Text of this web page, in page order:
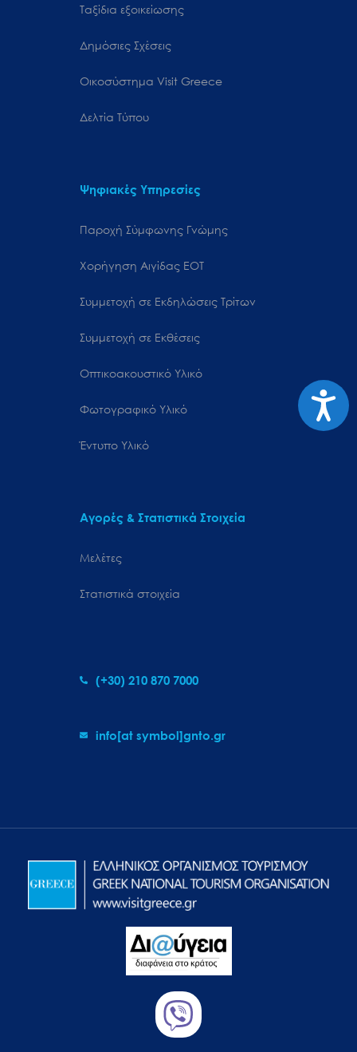
Ταξίδια εξοικείωσης
Δημόσιες Σχέσεις
Oικοσύστημα Visit Greece
Δελτία Τύπου
Ψηφιακές Υπηρεσίες
Παροχή Σύμφωνης Γνώμης
Χορήγηση Αιγίδας ΕΟΤ
Συμμετοχή σε Εκδηλώσεις Τρίτων
Συμμετοχή σε Εκθέσεις
Οπτικοακουστικό Υλικό
Φωτογραφικό Υλικό
Έντυπο Υλικό
Αγορές & Στατιστικά Στοιχεία
Μελέτες
Στατιστικά στοιχεία
(+30) 210 870 7000
info[at symbol]gnto.gr